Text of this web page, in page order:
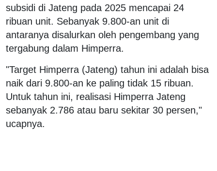
subsidi di Jateng pada 2025 mencapai 24
ribuan unit. Sebanyak 9.800-an unit di
antaranya disalurkan oleh pengembang yang
tergabung dalam Himperra.
"Target Himperra (Jateng) tahun ini adalah bisa
naik dari 9.800-an ke paling tidak 15 ribuan.
Untuk tahun ini, realisasi Himperra Jateng
sebanyak 2.786 atau baru sekitar 30 persen,"
ucapnya.